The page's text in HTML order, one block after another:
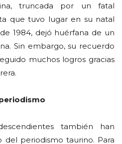
truncada por un fatal
que tuvo lugar en su natal
1984, dejó huérfana de un
Sin embargo, su recuerdo
muchos logros gracias
también han
periodismo taurino. Para